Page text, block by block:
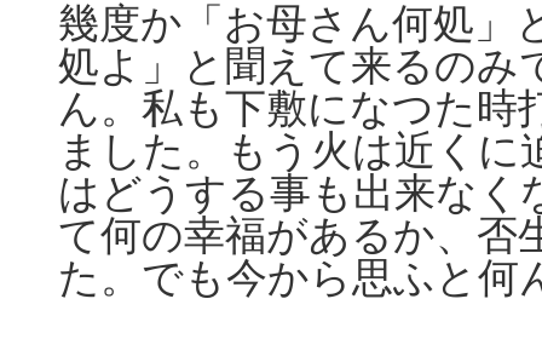
幾度か「お母さん何処」
処よ」と聞えて来るのみ
ん。私も下敷になつた時
ました。もう火は近くに
はどうする事も出来なく
て何の幸福があるか、否
た。でも今から思ふと何